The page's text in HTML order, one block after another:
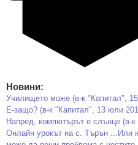
Новини:
Училището може (в-к "Капитал",
Е-защо? (в-к "Капитал", 13 юли
Напред, компютърът е слънце (в-
Онлайн урокът на с. Търън ...Или